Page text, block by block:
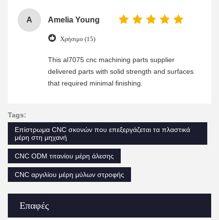
Επαφές
A Amelia Young
Χρήσιμο (15)
This al7075 cnc machining parts supplier
delivered parts with solid strength and surfaces
that required minimal finishing.
Tags:
Επίστρωμα CNC σκονών που επεξεργάζεται τα πλαστικά
μέρη στη μηχανή
CNC ODM τιτανίου μέρη άλεσης
CNC αργιλίου μέρη μύλων στροφής